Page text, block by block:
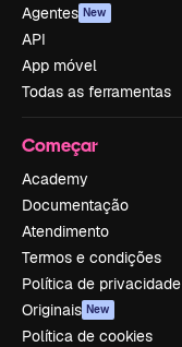
Agentes New
API
App móvel
Todas as ferramentas
Começar
Academy
Documentação
Atendimento
Termos e condições
Política de privacidade
Originais New
Política de cookies